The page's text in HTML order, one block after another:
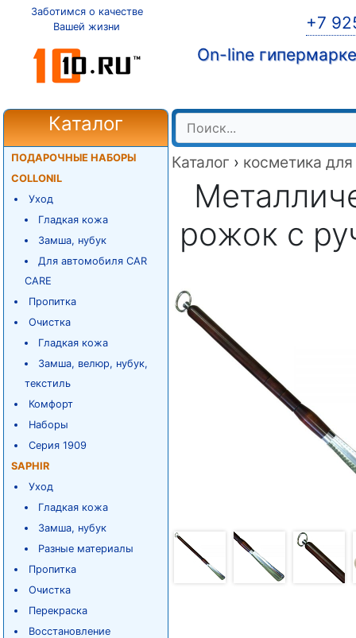
Заботимся о качестве
Вашей жизни
+7
On-line
Каталог
ПОДАРОЧНЫЕ НАБОРЫ
COLLONIL
Уход
Гладкая кожа
Замша, нубук
Для автомобиля CAR
CARE
Пропитка
Очистка
Гладкая кожа
Замша, велюр, нубук,
текстиль
Комфорт
Наборы
Серия 1909
SAPHIR
Уход
Гладкая кожа
Замша, нубук
Разные материалы
Пропитка
Очистка
Перекраска
Восстановление
Каталог › косметика
рожок с